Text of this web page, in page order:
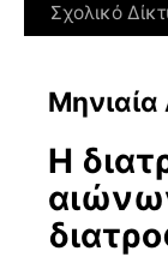
Σχολικό
Μηνιαία
Η